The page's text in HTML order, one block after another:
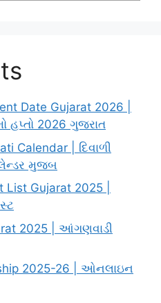
Date Gujarat 2026 |
હપ્તો 2026 ગુજરાત
Calendar | દિવાળી
મુજબ
Gujarat 2025 |
2025 | આંગણવાડી
2025-26 | ઓનલાઇન